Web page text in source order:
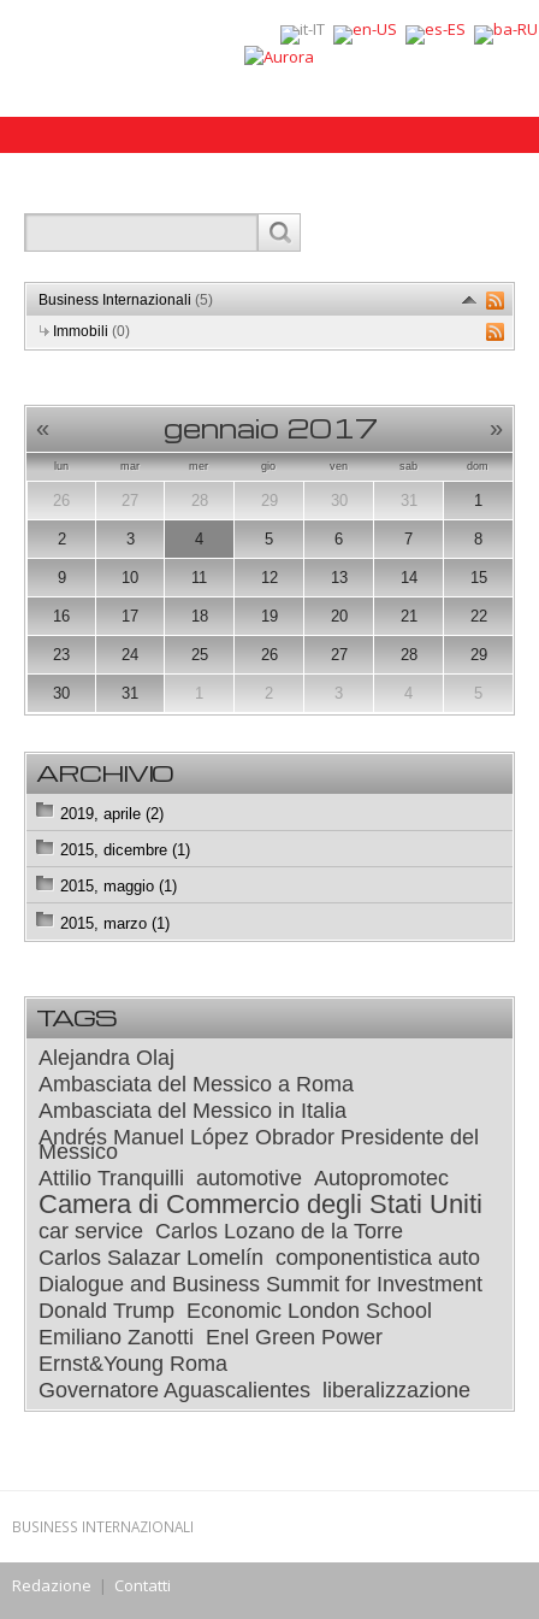
Business Internazionali (5)
Immobili (0)
« gennaio 2017 »
lun mar mer gio ven sab dom
26 27 28 29 30 31 1
2 3 4 5 6 7 8
9 10 11 12 13 14 15
16 17 18 19 20 21 22
23 24 25 26 27 28 29
30 31 1 2 3 4 5
ARCHIVIO
2019, aprile (2)
2015, dicembre (1)
2015, maggio (1)
2015, marzo (1)
TAGS
Alejandra Olaj
Ambasciata del Messico a Roma
Ambasciata del Messico in Italia
Andrés Manuel López Obrador Presidente del
Messico
Attilio Tranquilli automotive Autopromotec
Camera di Commercio degli Stati Uniti
car service Carlos Lozano de la Torre
Carlos Salazar Lomelín componentistica auto
Dialogue and Business Summit for Investment
Donald Trump Economic London School
Emiliano Zanotti Enel Green Power
Ernst&Young Roma
Governatore Aguascalientes
liberalizzazione
BUSINESS INTERNAZIONALI
Redazione | Contatti